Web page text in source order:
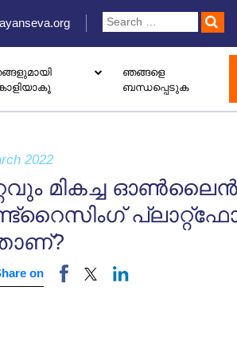
ഞങ്ങളെ
ബന്ധപ്പെടുക
2022
മികച്ച ഓൺലൈൻ
on